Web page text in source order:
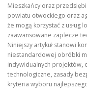
Mieszkańcy oraz
powiatu otwockiego oraz
że mogą korzystać z usług
zaawansowane zaplecze
Niniejszy artykuł stanowi
niestandardowej obróbki
indywidualnych projektów,
technologiczne, zasady
kryteria wyboru